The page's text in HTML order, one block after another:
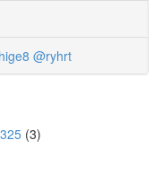
@ryhrt
(3)